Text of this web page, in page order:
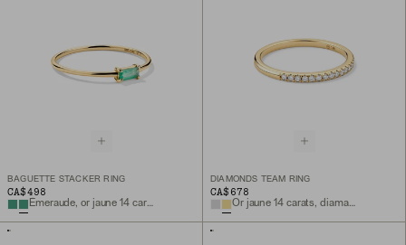
BAGUETTE STACKER RING
CA$498
Émeraude, or jaune 14 carats
DIAMONDS TEAM RING
CA$678
Or jaune 14 carats, diamant naturel